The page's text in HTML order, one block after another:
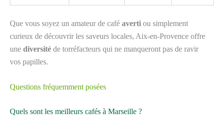
Que vous soyez un amateur de café averti ou simplement
curieux de découvrir les saveurs locales, Aix-en-Provence offre
une diversité de torréfacteurs qui ne manqueront pas de ravir
vos papilles.
Questions fréquemment posées
Quels sont les meilleurs cafés à Marseille ?